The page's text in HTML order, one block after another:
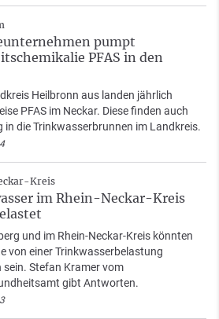
pumpt
PFAS in den
Heilbronn aus landen jährlich
PFAS im Neckar. Diese finden auch
in die Trinkwasserbrunnen im Landkreis.
Kreis
im Rhein-Neckar-Kreis
und im Rhein-Neckar-Kreis könnten
von einer Trinkwasserbelastung
sein. Stefan Kramer vom
gibt Antworten.